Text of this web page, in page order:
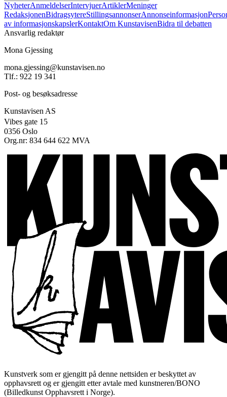
NyheterAnmeldelserIntervjuerArtiklerMeninger
RedaksjonenBidragsytereStillingsannonserAnnonseinformasjon
av informasjonskapslerKontaktOm KunstavisenBidra til debatten
Ansvarlig redaktør
Mona Gjessing
mona.gjessing@kunstavisen.no
Tlf.: 922 19 341
Post- og besøksadresse
Kunstavisen AS
Vibes gate 15
0356 Oslo
Org.nr: 834 644 622 MVA
Kunstverk som er gjengitt på denne nettsiden er beskyttet av
opphavsrett og er gjengitt etter avtale med kunstneren/BONO
(Billedkunst Opphavsrett i Norge).